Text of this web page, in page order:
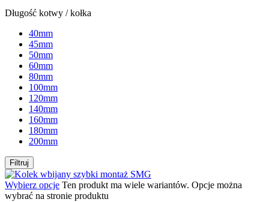
Długość kotwy / kołka
40mm
45mm
50mm
60mm
80mm
100mm
120mm
140mm
160mm
180mm
200mm
Filtruj
Wybierz opcje Ten produkt ma wiele wariantów. Opcje można
wybrać na stronie produktu